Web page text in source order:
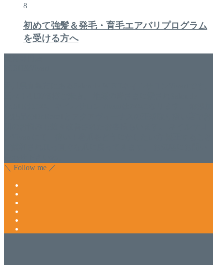
8
初めて強髪＆発毛・育毛エアバリプログラム
を受ける方へ
＼ Follow me ／